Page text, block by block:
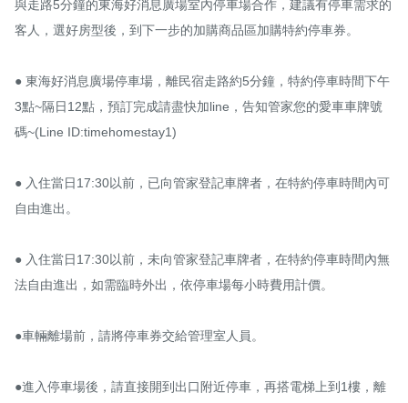
與走路5分鐘的東海好消息廣場室內停車場合作，建議有停車需求的
客人，選好房型後，到下一步的加購商品區加購特約停車券。
● 東海好消息廣場停車場，離民宿走路約5分鐘，特約停車時間下午
3點~隔日12點，預訂完成請盡快加line，告知管家您的愛車車牌號
碼~(Line ID:timehomestay1)
● 入住當日17:30以前，已向管家登記車牌者，在特約停車時間內可
自由進出。
● 入住當日17:30以前，未向管家登記車牌者，在特約停車時間內無
法自由進出，如需臨時外出，依停車場每小時費用計價。
●車輛離場前，請將停車券交給管理室人員。
●進入停車場後，請直接開到出口附近停車，再搭電梯上到1樓，離